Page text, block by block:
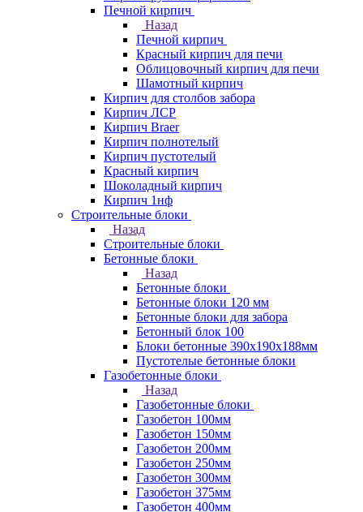
Печной кирпич
Назад
Печной кирпич
Красный кирпич для печи
Облицовочный кирпич для печи
Шамотный кирпич
Кирпич для столбов забора
Кирпич ЛСР
Кирпич Braer
Кирпич полнотелый
Кирпич пустотелый
Красный кирпич
Шоколадный кирпич
Кирпич 1нф
Строительные блоки
Назад
Строительные блоки
Бетонные блоки
Назад
Бетонные блоки
Бетонные блоки 120 мм
Бетонные блоки для забора
Бетонный блок 100
Блоки бетонные 390х190х188мм
Пустотелые бетонные блоки
Газобетонные блоки
Назад
Газобетонные блоки
Газобетон 100мм
Газобетон 150мм
Газобетон 200мм
Газобетон 250мм
Газобетон 300мм
Газобетон 375мм
Газобетон 400мм